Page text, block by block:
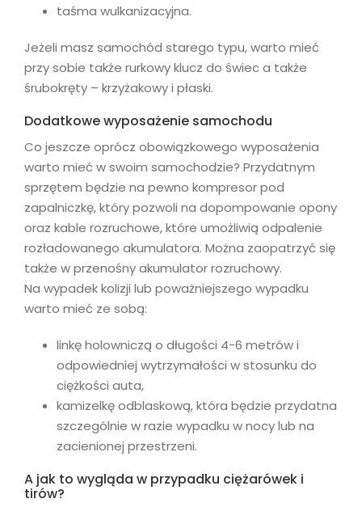
taśma wulkanizacyjna.
Jeżeli masz samochód starego typu, warto mieć
przy sobie także rurkowy klucz do świec a także
śrubokręty – krzyżakowy i płaski.
Dodatkowe wyposażenie samochodu
Co jeszcze oprócz obowiązkowego wyposażenia
warto mieć w swoim samochodzie? Przydatnym
sprzętem będzie na pewno kompresor pod
zapalniczkę, który pozwoli na dopompowanie opony
oraz kable rozruchowe, które umożliwią odpalenie
rozładowanego akumulatora. Można zaopatrzyć się
także w przenośny akumulator rozruchowy.
Na wypadek kolizji lub poważniejszego wypadku
warto mieć ze sobą:
linkę holowniczą o długości 4-6 metrów i
odpowiedniej wytrzymałości w stosunku do
ciężkości auta,
kamizelkę odblaskową, która będzie przydatna
szczególnie w razie wypadku w nocy lub na
zacienionej przestrzeni.
A jak to wygląda w przypadku ciężarówek i
tirów?